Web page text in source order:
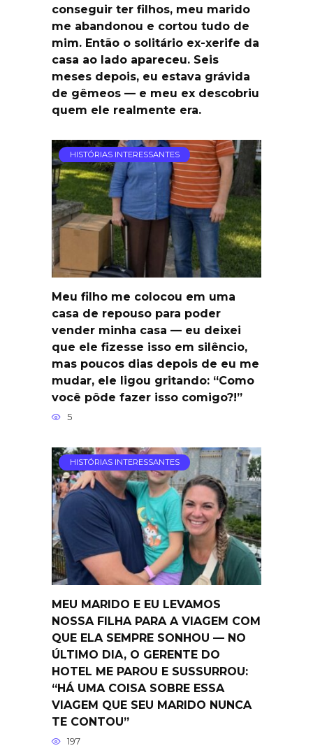
conseguir ter filhos, meu marido
me abandonou e cortou tudo de
mim. Então o solitário ex-xerife da
casa ao lado apareceu. Seis
meses depois, eu estava grávida
de gêmeos — e meu ex descobriu
quem ele realmente era.
HISTÓRIAS INTERESSANTES
Meu filho me colocou em uma
casa de repouso para poder
vender minha casa — eu deixei
que ele fizesse isso em silêncio,
mas poucos dias depois de eu me
mudar, ele ligou gritando: “Como
você pôde fazer isso comigo?!”
5
HISTÓRIAS INTERESSANTES
MEU MARIDO E EU LEVAMOS
NOSSA FILHA PARA A VIAGEM COM
QUE ELA SEMPRE SONHOU — NO
ÚLTIMO DIA, O GERENTE DO
HOTEL ME PAROU E SUSSURROU:
“HÁ UMA COISA SOBRE ESSA
VIAGEM QUE SEU MARIDO NUNCA
TE CONTOU”
197